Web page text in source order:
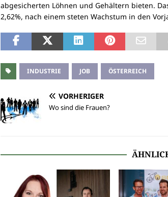
abgesicherten Löhnen und Gehältern bieten.
2,62%, nach einem steten Wachstum in den
INDUSTRIE JOB ÖSTERREICH
VORHERIGER
Wo sind die Frauen?